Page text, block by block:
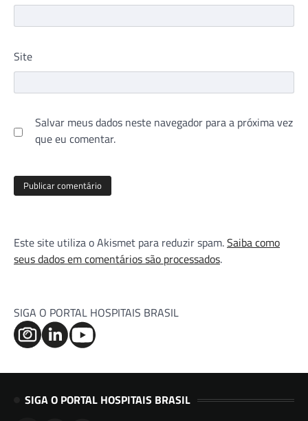
Site
Salvar meus dados neste navegador para a próxima vez
que eu comentar.
Este site utiliza o Akismet para reduzir spam.Saiba como
seus dados em comentários são processados.
SIGA O PORTAL HOSPITAIS BRASIL
SIGA O PORTAL HOSPITAIS BRASIL